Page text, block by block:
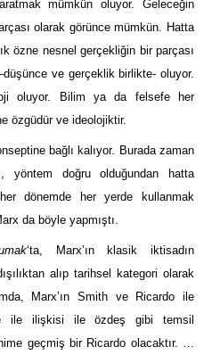
mümkün oluyor. Geleceğin
olarak görünce mümkün. Hatta
özne nesnel gerçekliğin bir parçası
ve gerçeklik birlikte- oluyor.
oluyor. Bilim ya da felsefe her
özgüdür ve ideolojiktir.
bağlı kalıyor. Burada zaman
yöntem doğru olduğundan hatta
dönemde her yerde kullanmak
da böyle yapmıştı.
‘ta, Marx’ın klasik iktisadın
alıp tarihsel kategori olarak
Marx’ın Smith ve Ricardo ile
ile ilişkisi ile özdeş gibi temsil
geçmiş bir Ricardo olacaktır. …